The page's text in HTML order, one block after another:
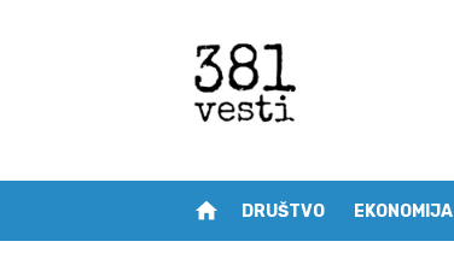
home DRUŠTVO EKONOMIJA